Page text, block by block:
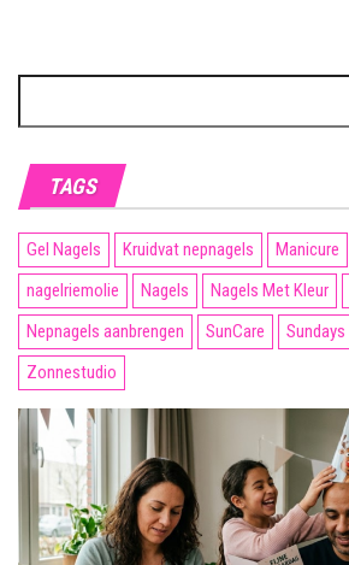
naar:
TAGS
Gel Nagels Kruidvat nepnagels Manicure
nagelriemolie
Nagels Nagels Met Kleur
Nepnagels aanbrengen
SunCare Sundays
Zonnestudio